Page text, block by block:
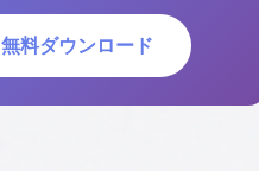
無料ダウンロード